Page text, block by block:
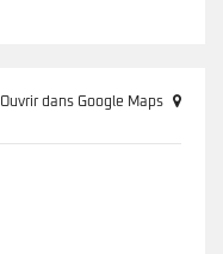
Ouvrir dans Google Maps